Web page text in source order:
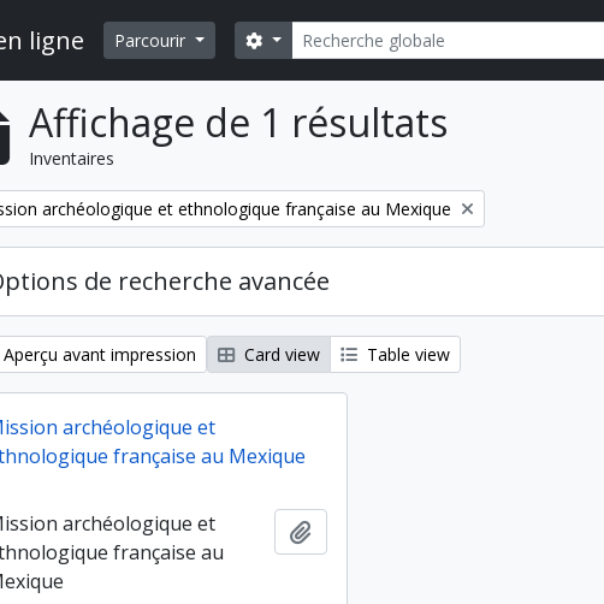
ligne Parcourir Rechercher
Search options
Affichage de 1 résultats
Inventaires
filter:
archéologique et ethnologique française au Mexique
de recherche avancée
Aperçu avant impression Card view Table view
archéologique et
française au Mexique
archéologique et
française au